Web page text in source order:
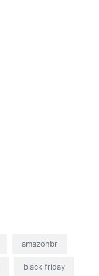
amazonbr
black friday